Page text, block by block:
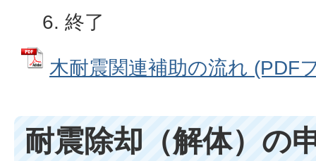
終了
木耐震関連補助の流れ (PDF
耐震除却（解体）の